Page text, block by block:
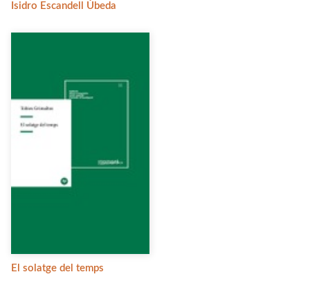
Isidro Escandell Úbeda
El solatge del temps